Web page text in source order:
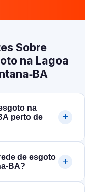
Sobre
na Lagoa
na
perto de
de esgoto